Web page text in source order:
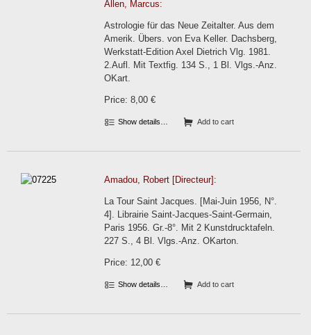
Allen, Marcus:
Astrologie für das Neue Zeitalter. Aus dem
Amerik. Übers. von Eva Keller. Dachsberg,
Werkstatt-Edition Axel Dietrich Vlg. 1981.
2.Aufl. Mit Textfig. 134 S., 1 Bl. Vlgs.-Anz.
OKart.
Price: 8,00 €
Show details… Add to cart
Amadou, Robert [Directeur]:
La Tour Saint Jacques. [Mai-Juin 1956, N°.
4]. Librairie Saint-Jacques-Saint-Germain,
Paris 1956. Gr.-8°. Mit 2 Kunstdrucktafeln.
227 S., 4 Bl. Vlgs.-Anz. OKarton.
Price: 12,00 €
Show details… Add to cart